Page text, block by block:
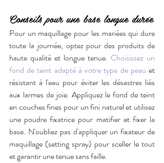
Conseils pour une base longue durée
Pour un maquillage pour les mariées qui dure
toute la journée, optez pour des produits de
haute qualité et longue tenue. Choisissez un
fond de teint adapté à votre type de peau et
résistant à l'eau pour éviter les désastres liés
aux larmes de joie. Appliquez le fond de teint
en couches fines pour un fini naturel et utilisez
une poudre fixatrice pour matifier et fixer la
base. N'oubliez pas d'appliquer un fixateur de
maquillage (setting spray) pour sceller le tout
et garantir une tenue sans faille.